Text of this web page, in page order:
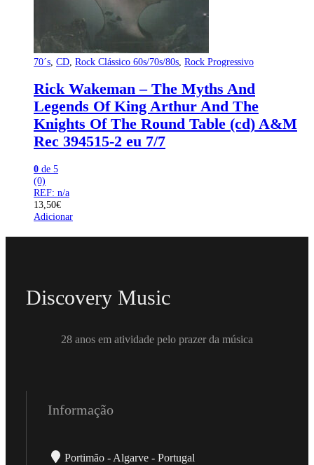
70´s CD Rock Clássico 60s/70s/80s Rock Progressivo
Rick Wakeman – The Myths And
Legends Of King Arthur And The
Knights Of The Round Table (cd) A&M
Rec 394515-2 eu 7/7
0 de 5
(0)
REF: n/a
13,50€
Adicionar
Discovery Music
28 anos em atividade pelo prazer da música
Informação
Portimão - Algarve - Portugal